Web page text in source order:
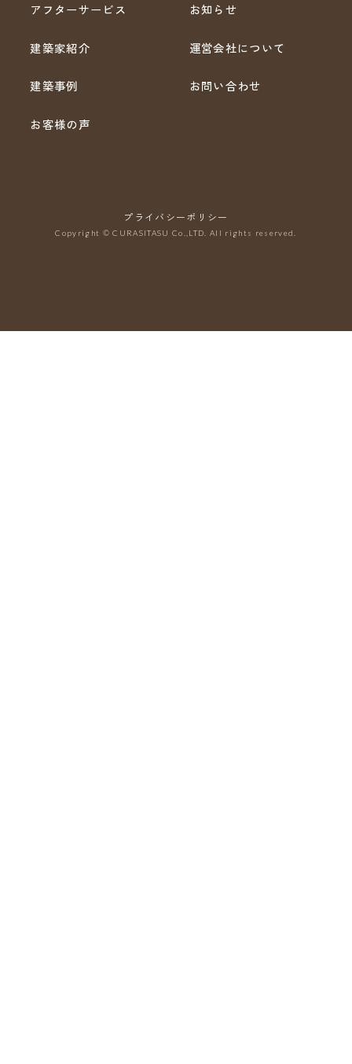
アフターサービス
建築家紹介
建築事例
お客様の声
お知らせ
運営会社について
お問い合わせ
プライバシーポリシー
Copyright © CURASITASU Co.,LTD. All rights reserved.